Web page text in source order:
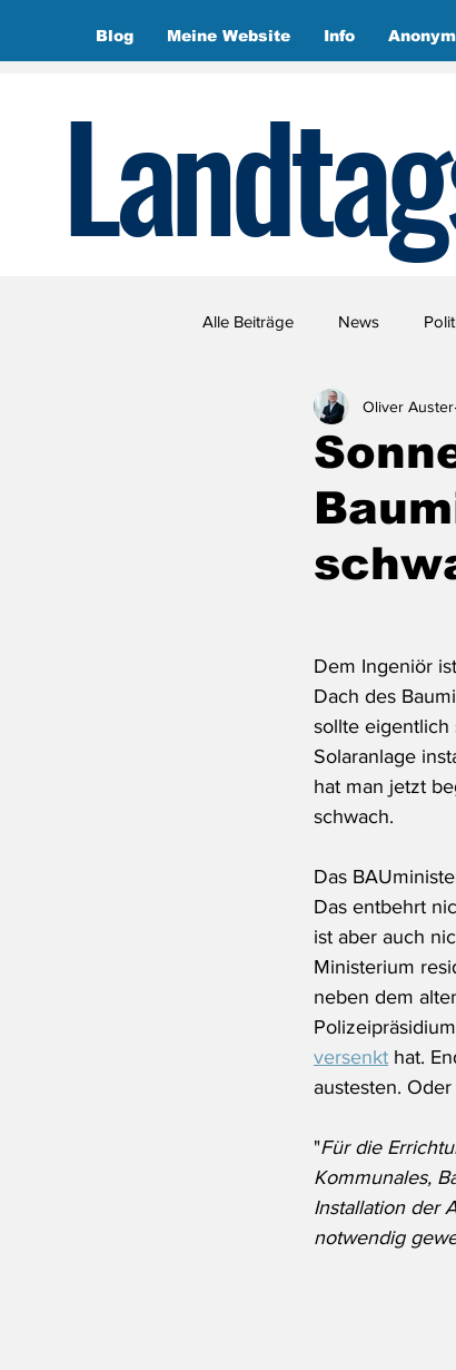
Blog Meine Website Info
Alle Beiträge News
Oliver Auster
Dem Ingeniör
Dach des
sollte eigentlich
Solaranlage
hat man jetzt
schwach.
Das
Das entbehrt
ist aber auch
Ministerium
neben dem
versenkt hat.
austesten.
"Für die
Kommunales,
Installation der
notwendig